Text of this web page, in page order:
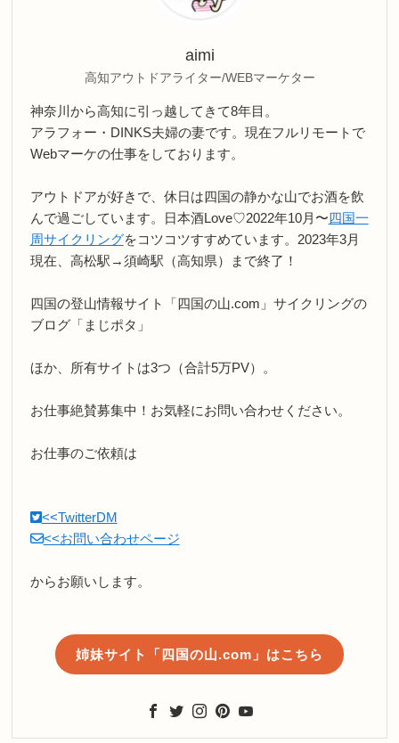
aimi
高知アウトドアライター/WEBマーケター
神奈川から高知に引っ越してきて8年目。
アラフォー・DINKS夫婦の妻です。現在フルリモートで
Webマーケの仕事をしております。
アウトドアが好きで、休日は四国の静かな山でお酒を飲
んで過ごしています。日本酒Love♡2022年10月〜 四国一
周サイクリングをコツコツすすめています。2023年3月
現在、高松駅→須崎駅（高知県）まで終了！
四国の登山情報サイト「四国の山.com」サイクリングの
ブログ「まじポタ」
ほか、所有サイトは3つ（合計5万PV）。
お仕事絶賛募集中！お気軽にお問い合わせください。
お仕事のご依頼は
<<TwitterDM
<<お問い合わせページ
からお願いします。
姉妹サイト「四国の山.com」はこちら